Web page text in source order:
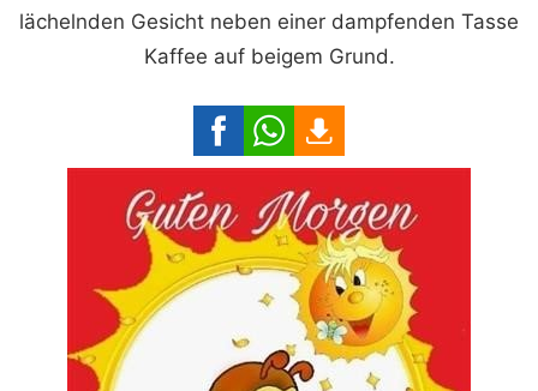
lächelnden Gesicht neben einer dampfenden Tasse
Kaffee auf beigem Grund.